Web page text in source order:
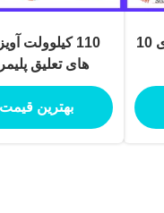
عایق های ولتاژ پایین نوع تعلیق پلیمری 10
110 کیلوولت
های تعلیق
بهترین